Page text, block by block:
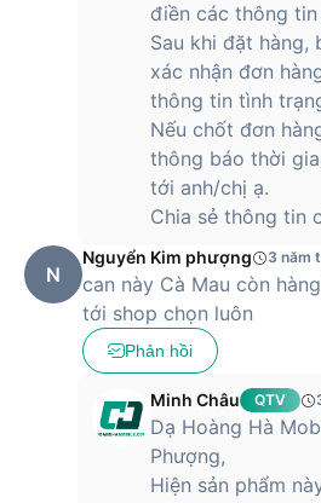
điền các thông
Sau khi đặt hàng,
xác nhận đơn
thông tin tình
Nếu chốt đơn
thông báo thời
tới anh/chị ạ.
Chia sẻ thông tin
N
Nguyển Kim phượng 3 năm
can này Cà Mau còn
tới shop chọn luôn
Phản hồi
Minh Châu QTV
Dạ Hoàng Hà
Phượng,
Hiện sản phẩm